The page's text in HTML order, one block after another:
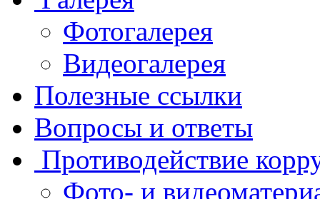
Фотогалерея
Видеогалерея
Полезные ссылки
Вопросы и ответы
Противодействие
Фото- и